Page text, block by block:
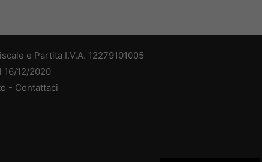
e Partita I.V.A. 12279101005
16/12/2020
- Contattaci